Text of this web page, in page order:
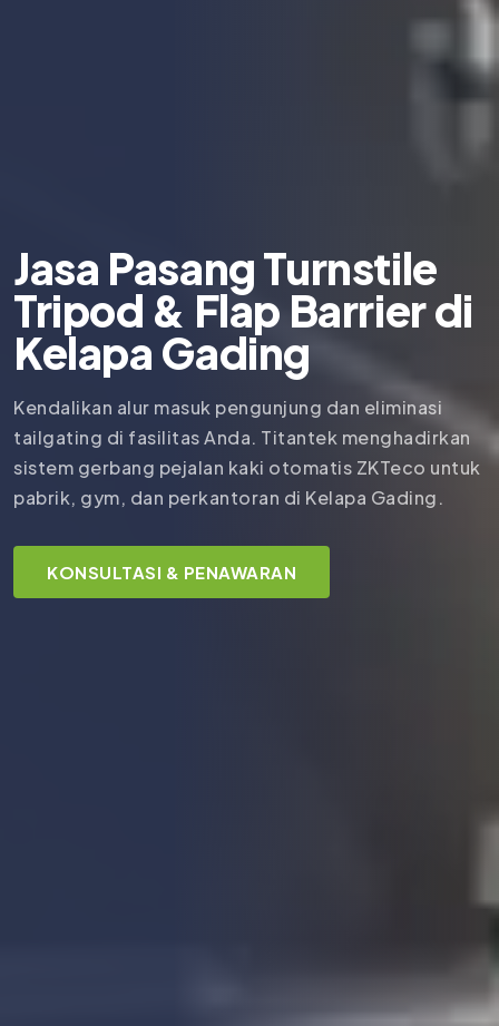
Jasa Pasang Turnstile
Tripod & Flap Barrier di
Kelapa Gading
Kendalikan alur masuk pengunjung dan eliminasi
tailgating di fasilitas Anda. Titantek menghadirkan
sistem gerbang pejalan kaki otomatis ZKTeco untuk
pabrik, gym, dan perkantoran di Kelapa Gading.
KONSULTASI & PENAWARAN